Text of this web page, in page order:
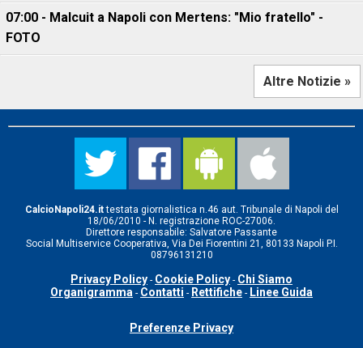
07:00 - Malcuit a Napoli con Mertens: "Mio fratello" -
FOTO
Altre Notizie »
CalcioNapoli24.ittestata giornalistica n.46 aut. Tribunale di Napoli del
18/06/2010 - N. registrazione ROC-27006.
Direttore responsabile: Salvatore Passante
Social Multiservice Cooperativa, Via Dei Fiorentini 21, 80133 Napoli P.I.
08796131210
Privacy Policy - Cookie Policy - Chi Siamo
Organigramma - Contatti - Rettifiche - Linee Guida
Preferenze Privacy